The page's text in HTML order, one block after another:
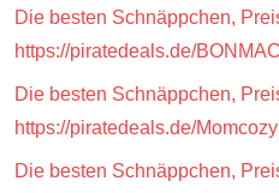
Die besten Schnäppchen,
https://piratedeals.de/
Die besten Schnäppchen,
https://piratedeals.de/
Die besten Schnäppchen,